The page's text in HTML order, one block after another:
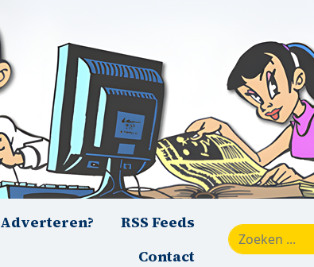
Adverteren?
RSS Feeds
Contact